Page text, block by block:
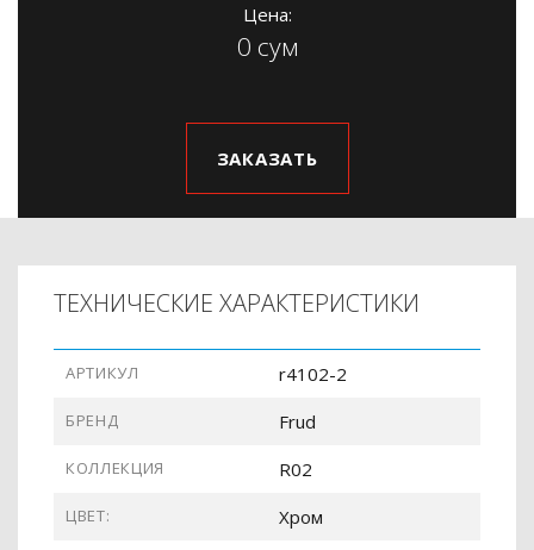
Цена:
0 сум
ЗАКАЗАТЬ
ТЕХНИЧЕСКИЕ ХАРАКТЕРИСТИКИ
АРТИКУЛ r4102-2
БРЕНД Frud
КОЛЛЕКЦИЯ R02
ЦВЕТ: Хром